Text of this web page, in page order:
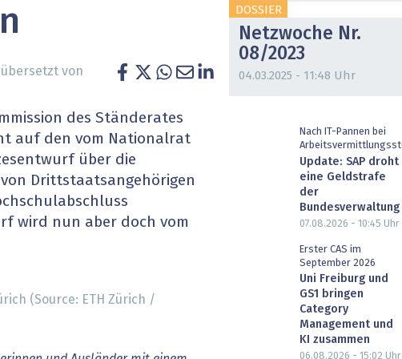
Gesundheit wird digital
XaaS, Managed Services & Co.
Digital Banking
» alle Dossiers
IT for Health
Artificial Intelligence
Fintech & Insurtech
Professional AV & Digital Signage
von
des Ständerates
auf den vom Nationalrat
über die
Drittstaatsangehörigen
wird nun aber doch vom
(Source: ETH Zürich /
DOSSIER
Netzwoche Nr.
08/2023
04.03.2025 - 11:48 Uhr
Nach IT-Pannen bei
Update: SAP droht
eine Geldstrafe
der
Bundesverwaltung
07.08.2026 - 10:45 Uhr
Erster CAS im
September 2026
Uni Freiburg und
GS1 bringen
Category
Management und
KI zusammen
06.08.2026 - 15:02 Uhr